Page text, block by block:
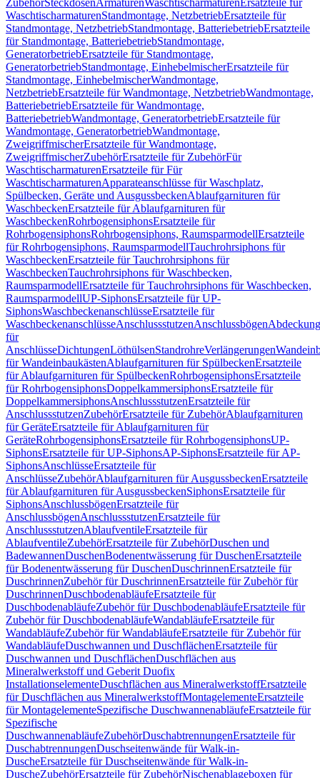
ZubehörSteckdosenArmaturenWaschtischarmaturen Ersatzteile für
WaschtischarmaturenStandmontage, NetzbetriebErsatzteile für
Standmontage, NetzbetriebStandmontage, BatteriebetriebErsatzteile
für Standmontage, BatteriebetriebStandmontage,
GeneratorbetriebErsatzteile für Standmontage,
GeneratorbetriebStandmontage, EinhebelmischerErsatzteile für
Standmontage, EinhebelmischerWandmontage,
NetzbetriebErsatzteile für Wandmontage, NetzbetriebWandmontage,
BatteriebetriebErsatzteile für Wandmontage,
BatteriebetriebWandmontage, GeneratorbetriebErsatzteile für
Wandmontage, GeneratorbetriebWandmontage,
ZweigriffmischerErsatzteile für Wandmontage,
ZweigriffmischerZubehörErsatzteile für ZubehörFür
WaschtischarmaturenErsatzteile für Für
WaschtischarmaturenApparateanschlüsse für Waschplatz,
Spülbecken, Geräte und AusgussbeckenAblaufgarnituren für
WaschbeckenErsatzteile für Ablaufgarnituren für
WaschbeckenRohrbogensiphonsErsatzteile für
RohrbogensiphonsRohrbogensiphons, RaumsparmodellErsatzteile
für Rohrbogensiphons, RaumsparmodellTauchrohrsiphons für
WaschbeckenErsatzteile für Tauchrohrsiphons für
WaschbeckenTauchrohrsiphons für Waschbecken,
RaumsparmodellErsatzteile für Tauchrohrsiphons für Waschbecken,
RaumsparmodellUP-SiphonsErsatzteile für UP-
SiphonsWaschbeckenanschlüsseErsatzteile für
WaschbeckenanschlüsseAnschlussstutzenAnschlussbögen
für
AnschlüsseDichtungenLöthülsenStandrohreVerlängerungen
für WandeinbaukästenAblaufgarnituren für SpülbeckenErsatzteile
für Ablaufgarnituren für SpülbeckenRohrbogensiphonsErsatzteile
für RohrbogensiphonsDoppelkammersiphonsErsatzteile für
DoppelkammersiphonsAnschlussstutzenErsatzteile für
AnschlussstutzenZubehörErsatzteile für ZubehörAblaufgarnituren
für GeräteErsatzteile für Ablaufgarnituren für
GeräteRohrbogensiphonsErsatzteile für RohrbogensiphonsUP-
SiphonsErsatzteile für UP-SiphonsAP-SiphonsErsatzteile für AP-
SiphonsAnschlüsseErsatzteile für
AnschlüsseZubehörAblaufgarnituren für AusgussbeckenErsatzteile
für Ablaufgarnituren für AusgussbeckenSiphonsErsatzteile für
SiphonsAnschlussbögenErsatzteile für
AnschlussbögenAnschlussstutzenErsatzteile für
AnschlussstutzenAblaufventileErsatzteile für
AblaufventileZubehörErsatzteile für ZubehörDuschen und
BadewannenDuschenBodenentwässerung für DuschenErsatzteile
für Bodenentwässerung für DuschenDuschrinnenErsatzteile für
DuschrinnenZubehör für DuschrinnenErsatzteile für Zubehör für
DuschrinnenDuschbodenabläufeErsatzteile für
DuschbodenabläufeZubehör für DuschbodenabläufeErsatzteile für
Zubehör für DuschbodenabläufeWandabläufeErsatzteile für
WandabläufeZubehör für WandabläufeErsatzteile für Zubehör für
WandabläufeDuschwannen und DuschflächenErsatzteile für
Duschwannen und DuschflächenDuschflächen aus
Mineralwerkstoff und Geberit Duofix
InstallationselementeDuschflächen aus MineralwerkstoffErsatzteile
für Duschflächen aus MineralwerkstoffMontagelementeErsatzteile
für MontagelementeSpezifische DuschwannenabläufeErsatzteile für
Spezifische
DuschwannenabläufeZubehörDuschabtrennungenErsatzteile für
DuschabtrennungenDuschseitenwände für Walk-in-
DuscheErsatzteile für Duschseitenwände für Walk-in-
DuscheZubehörErsatzteile für ZubehörNischenablageboxen für